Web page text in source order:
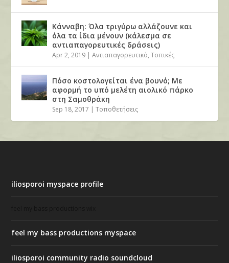
Κάνναβη: Όλα τριγύρω αλλάζουνε και
όλα τα ίδια μένουν (κάλεσμα σε
αντιαπαγορευτικές δράσεις)
Apr 2, 2019 |Αντιαπαγορευτικό,Τοπικές
Πόσο κοστολογείται ένα βουνό; Με
αφορμή το υπό μελέτη αιολικό πάρκο
στη Σαμοθράκη
Sep 18, 2017 |Τοποθετήσεις
iliosporoi myspace profile
feel my bass productions myspace
iliosporoi community radio soundcloud